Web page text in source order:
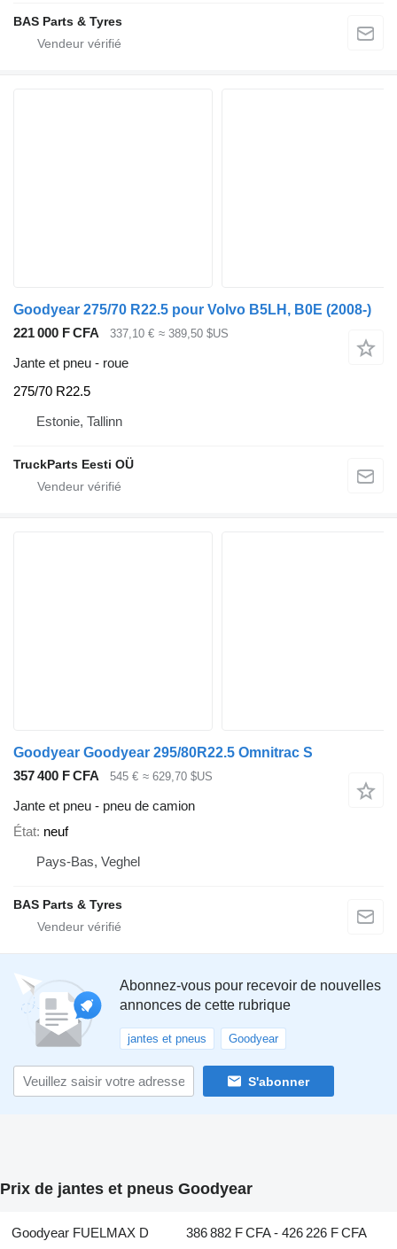
BAS Parts & Tyres
Goodyear 275/70 R22.5 pour Volvo B5LH, B0E (2008-)
221 000 F CFA
337,10 € ≈ 389,50 $US
Jante et pneu - roue
275/70 R22.5
Estonie, Tallinn
TruckParts Eesti OÜ
Goodyear Goodyear 295/80R22.5 Omnitrac S
357 400 F CFA
545 € ≈ 629,70 $US
Jante et pneu - pneu de camion
État neuf
Pays-Bas, Veghel
BAS Parts & Tyres
Abonnez-vous pour recevoir de nouvelles
annonces de cette rubrique
jantes et pneus Goodyear
S'abonner
Prix de jantes et pneus Goodyear
Goodyear FUELMAX D 386 882 F CFA - 426 226 F CFA